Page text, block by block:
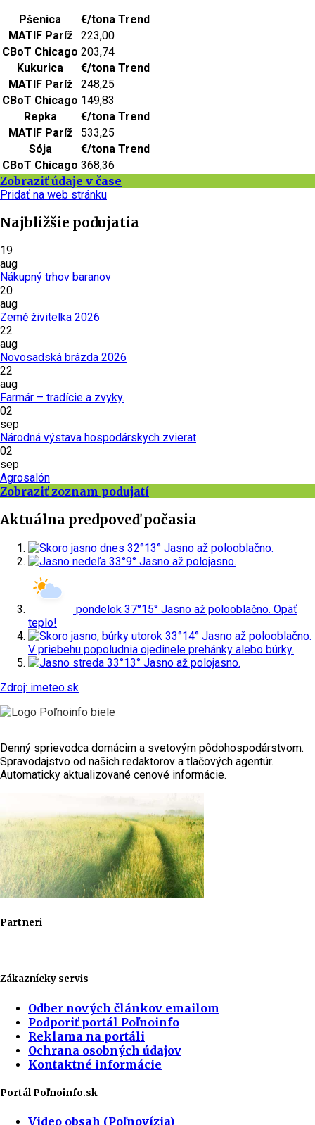
Pšenica
€/tona Trend
MATIF Paríž
223,00
CBoT Chicago 203,74
Kukurica
€/tona Trend
MATIF Paríž
248,25
CBoT Chicago 149,83
Repka
€/tona Trend
MATIF Paríž
533,25
Sója
€/tona Trend
CBoT Chicago 368,36
Zobraziť údaje v čase
Pridať na web stránku
Najbližšie podujatia
19
aug
Nákupný trhov baranov
20
aug
Země živitelka 2026
22
aug
Novosadská brázda 2026
22
aug
Farmár – tradície a zvyky.
02
sep
Národná výstava hospodárskych zvierat
02
sep
Agrosalón
Zobraziť zoznam podujatí
Aktuálna predpoveď počasia
dnes 32°13° Jasno až polooblačno.
nedeľa 33°9° Jasno až polojasno.
pondelok 37°15° Jasno až polooblačno. Opäť
teplo!
utorok 33°14° Jasno až polooblačno.
V priebehu popoludnia ojedinele prehánky alebo búrky.
streda 33°13° Jasno až polojasno.
Zdroj: imeteo.sk
Denný sprievodca domácim a svetovým pôdohospodárstvom.
Spravodajstvo od našich redaktorov a tlačových agentúr.
Automaticky aktualizované cenové informácie.
Partneri
Zákaznícky servis
Odber nových článkov emailom
Podporiť portál Poľnoinfo
Reklama na portáli
Ochrana osobných údajov
Kontaktné informácie
Portál Poľnoinfo.sk
Video obsah (Poľnovízia)